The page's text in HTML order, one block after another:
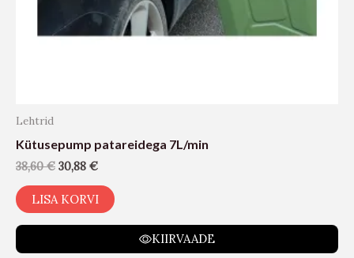
Lehtrid
Kütusepump patareidega 7L/min
38,60€ 30,88 €
LISA KORVI
KIIRVAADE